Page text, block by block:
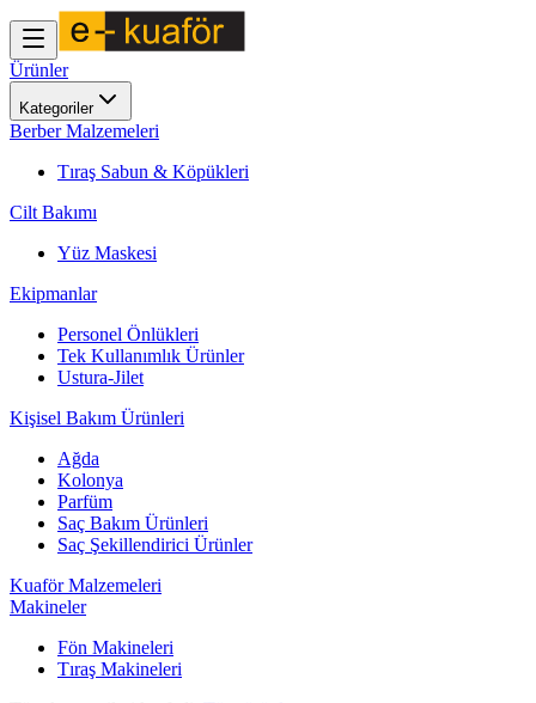
Ürünler
Kategoriler
Berber Malzemeleri
Tıraş Sabun & Köpükleri
Cilt Bakımı
Yüz Maskesi
Ekipmanlar
Personel Önlükleri
Tek Kullanımlık Ürünler
Ustura-Jilet
Kişisel Bakım Ürünleri
Ağda
Kolonya
Parfüm
Saç Bakım Ürünleri
Saç Şekillendirici Ürünler
Kuaför Malzemeleri
Makineler
Fön Makineleri
Tıraş Makineleri